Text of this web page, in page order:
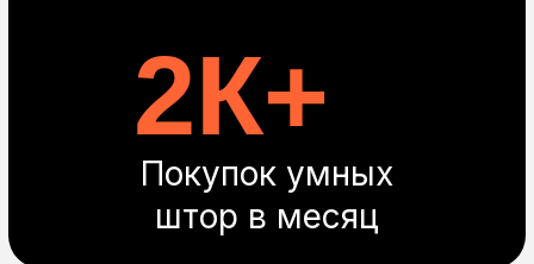
Электрокарниз можно добавить
во многие приложения для умных домов